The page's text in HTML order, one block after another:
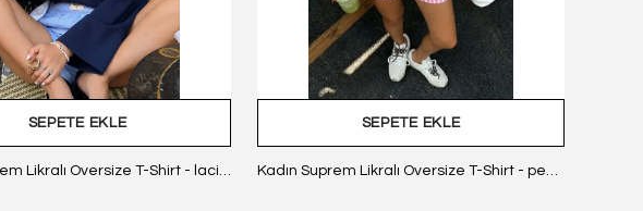
SEPETE EKLE
Kadın Suprem Likralı Oversize T-Shirt - lacivert
SEPETE EKLE
Kadın Suprem Likralı Oversize T-Shirt - pembe